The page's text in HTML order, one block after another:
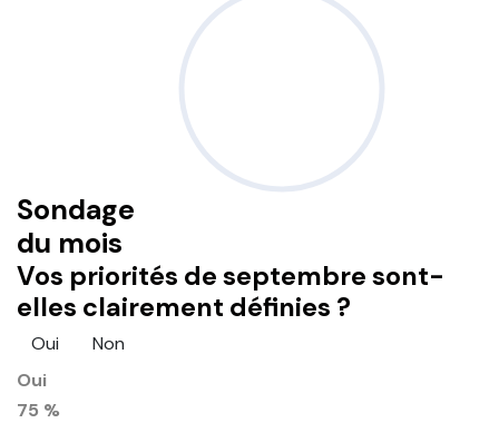
Sondage
du mois
Vos priorités de septembre sont-
elles clairement définies ?
Oui
Non
Oui
75 %